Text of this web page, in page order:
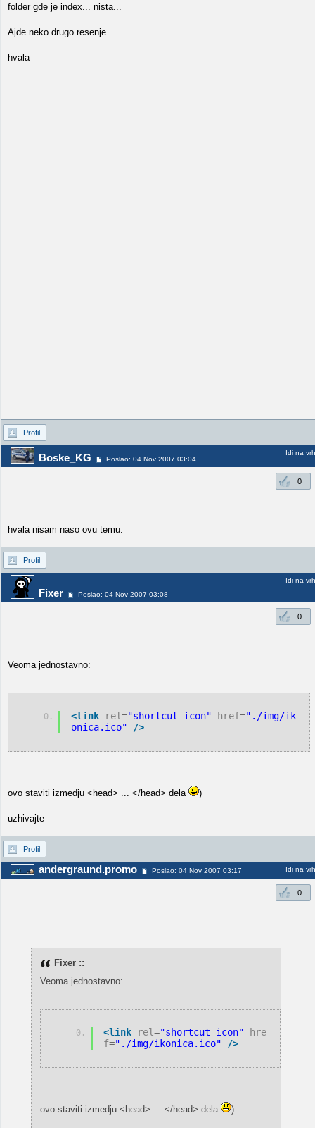
folder gde je index... nista...
Ajde neko drugo resenje
hvala
Profil
Boske_KG Poslao: 04 Nov 2007 03:04
Idi na vrh
0
hvala nisam naso ovu temu.
Profil
Fixer Poslao: 04 Nov 2007 03:08
Idi na vrh
0
Veoma jednostavno:
<link rel="shortcut icon" href="./img/ik
onica.ico"
/>
ovo staviti izmedju <head> ... </head> dela )
uzhivajte
Profil
andergraund.promo Poslao: 04 Nov 2007 03:17 Idi na vrh
0
Fixer ::
Veoma jednostavno:
<link rel="shortcut icon"
hre
f="./img/ikonica.ico" />
ovo staviti izmedju <head> ... </head> dela )